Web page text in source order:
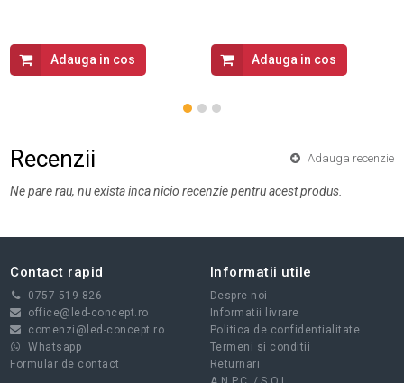
Adauga in cos Adauga in cos
Recenzii Adauga recenzie
Ne pare rau, nu exista inca nicio recenzie pentru acest produs.
Contact rapid
0757 519 826
office@led-concept.ro
comenzi@led-concept.ro
Whatsapp
Formular de contact
Informatii utile
Despre noi
Informatii livrare
Politica de confidentialitate
Termeni si conditii
Returnari